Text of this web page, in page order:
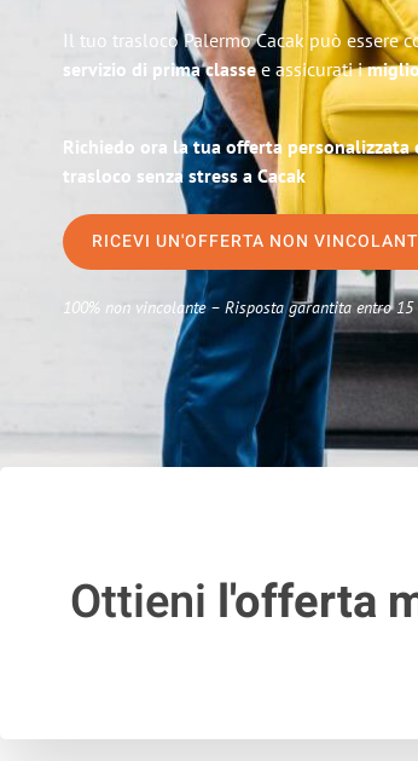
Il tuo trasloco Palermo Cacak può essere
servizio di prima classee assicurati i
Richiedo ora la tua offerta
trasloco senza stress a Cacak
RICEVI UN'OFFERTA NON
100% non vincolante – Risposta garantita entro
Ottieni l'offerta